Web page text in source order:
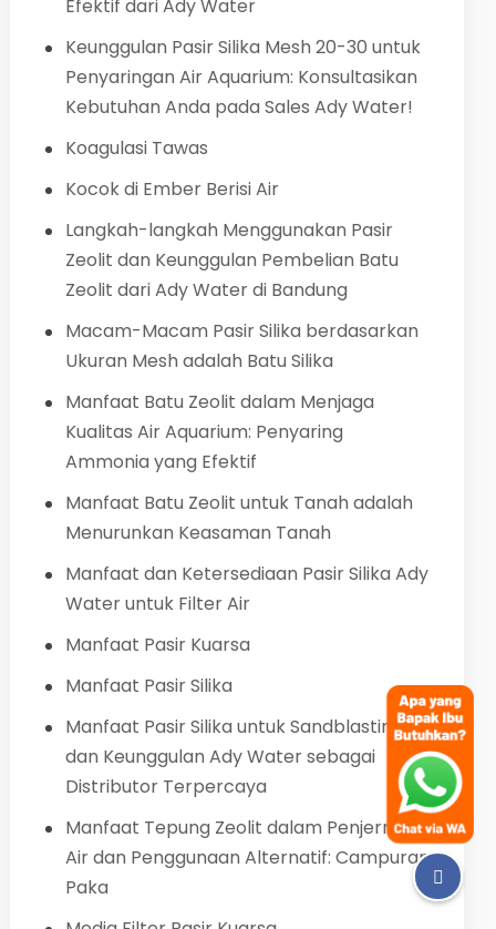
Efektif dari Ady Water
Keunggulan Pasir Silika Mesh 20-30 untuk
Penyaringan Air Aquarium: Konsultasikan
Kebutuhan Anda pada Sales Ady Water!
Koagulasi Tawas
Kocok di Ember Berisi Air
Langkah-langkah Menggunakan Pasir
Zeolit dan Keunggulan Pembelian Batu
Zeolit dari Ady Water di Bandung
Macam-Macam Pasir Silika berdasarkan
Ukuran Mesh adalah Batu Silika
Manfaat Batu Zeolit dalam Menjaga
Kualitas Air Aquarium: Penyaring
Ammonia yang Efektif
Manfaat Batu Zeolit untuk Tanah adalah
Menurunkan Keasaman Tanah
Manfaat dan Ketersediaan Pasir Silika Ady
Water untuk Filter Air
Manfaat Pasir Kuarsa
Manfaat Pasir Silika
Manfaat Pasir Silika untuk Sandblasting
dan Keunggulan Ady Water sebagai
Distributor Terpercaya
Manfaat Tepung Zeolit dalam Penjernihan
Air dan Penggunaan Alternatif: Campuran
Paka